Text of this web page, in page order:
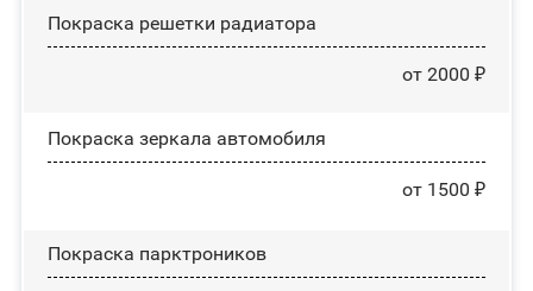
Покраска решетки радиатора
от 2000 ₽
Покраска зеркала автомобиля
от 1500 ₽
Покраска парктроников